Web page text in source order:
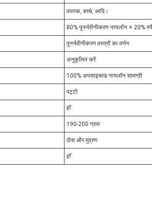
वयस्क, बच्चे, आदि।
80% पुनर्नवीनीकरण नायलॉन + 20%
पुनर्नवीनीकरण वस्त्रों का वर्णन
अनुकूलित करें
100% अपसाइक्ल्ड नायलॉन सामग्री
पट्टी
हाँ
190-200 ग्राम
ठोस और मुद्रण
हाँ